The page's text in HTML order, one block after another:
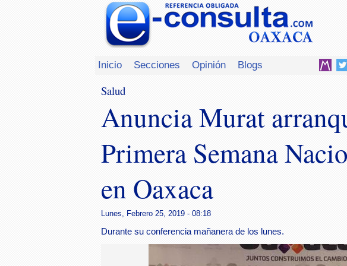
Inicio Secciones Opinión Blogs
Salud
Anuncia Murat
Primera Semana
en Oaxaca
Lunes, Febrero 25, 2019 - 08:18
Durante su conferencia mañanera de los lunes.